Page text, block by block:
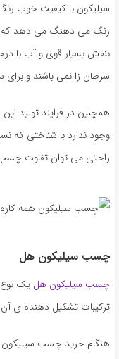
سیلیکون با کیفیت خوب رنگ
رنگ می دهنگ می دهد که
سرطان زا نمی باشند و
همچنین در فرایند تولید
وجود ندارد با شناختی که
راحتی می توان تفاوت چسب
چسب سیلیکون هل
چسب سیلیکون هل یک
ترکیبات تشکیل دهنده ی
هنگام خرید چسب